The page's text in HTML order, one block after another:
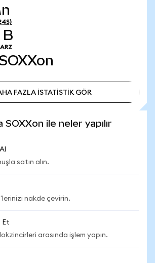
B
FAZLA İSTATİSTİK GÖR
ile neler yapılır
satın alın.
nakde çevirin.
Et
arasında işlem yapın.